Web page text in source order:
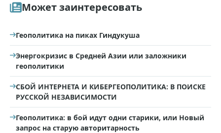
Может заинтересовать
Геополитика на пиках Гиндукуша
Энергокризис в Средней Азии или заложники
геополитики
СБОЙ ИНТЕРНЕТА И КИБЕРГЕОПОЛИТИКА: В ПОИСКЕ
РУССКОЙ НЕЗАВИСИМОСТИ
Геополитика: в бой идут одни старики, или Новый
запрос на старую авторитарность